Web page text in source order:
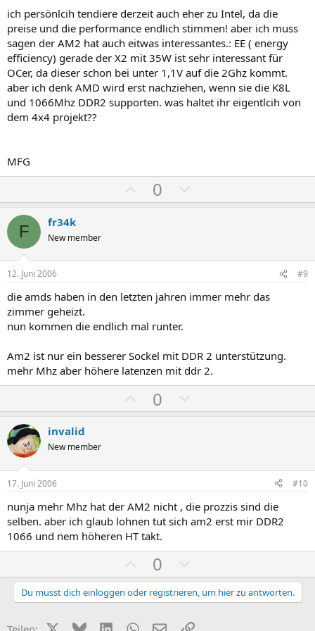
i
m
m
e
i
m
m
e
ich persönlcih tendiere derzeit auch eher zu Intel, da die
preise und die performance endlich stimmen! aber ich muss
sagen der AM2 hat auch eitwas interessantes.: EE ( energy
efficiency) gerade der X2 mit 35W ist sehr interessant für
OCer, da dieser schon bei unter 1,1V auf die 2Ghz kommt.
aber ich denk AMD wird erst nachziehen, wenn sie die K8L
und 1066Mhz DDR2 supporten. was haltet ihr eigentlcih von
dem 4x4 projekt??
MFG
o
t
v
e
S
i
m
m
e
0
e
t
v
e
i
m
m
e
F fr34k
New member
12. Juni 2006 #9
die amds haben in den letzten jahren immer mehr das
zimmer geheizt.
nun kommen die endlich mal runter.
Am2 ist nur ein besserer Sockel mit DDR 2 unterstützung.
mehr Mhz aber höhere latenzen mit ddr 2.
o
t
v
e
S
t
m
m
0
e
t
v
e
S
t
m
m
invalid
New member
17. Juni 2006 #10
nunja mehr Mhz hat der AM2 nicht , die prozzis sind die
selben. aber ich glaub lohnen tut sich am2 erst mir DDR2
1066 und nem höheren HT takt.
o
s
0
e
g
Du musst dich einloggen oder registrieren, um hier zu antworten.
X (Twitter)
BlueskyLinkedInWhatsApp
E-MailLink